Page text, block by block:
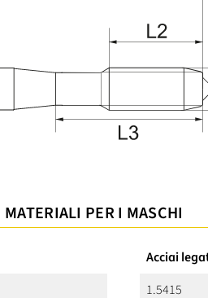
PER I MASCHI
Acciai
1.5415